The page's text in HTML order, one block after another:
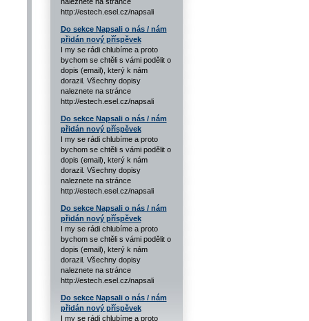
http://estech.esel.cz/napsali
Do sekce Napsali o nás / nám
přidán nový příspěvek
I my se rádi chlubíme a proto
bychom se chtěli s vámi podělit o
dopis (email), který k nám
dorazil. Všechny dopisy
naleznete na stránce
http://estech.esel.cz/napsali
Do sekce Napsali o nás / nám
přidán nový příspěvek
I my se rádi chlubíme a proto
bychom se chtěli s vámi podělit o
dopis (email), který k nám
dorazil. Všechny dopisy
naleznete na stránce
http://estech.esel.cz/napsali
Do sekce Napsali o nás / nám
přidán nový příspěvek
I my se rádi chlubíme a proto
bychom se chtěli s vámi podělit o
dopis (email), který k nám
dorazil. Všechny dopisy
naleznete na stránce
http://estech.esel.cz/napsali
Do sekce Napsali o nás / nám
přidán nový příspěvek
I my se rádi chlubíme a proto